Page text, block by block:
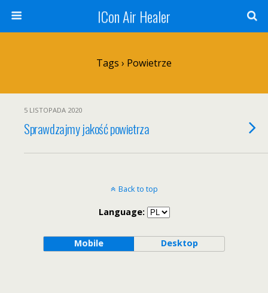
ICon Air Healer
Tags › Powietrze
5 LISTOPADA 2020
Sprawdzajmy jakość powietrza
Back to top
Language:
Mobile Desktop